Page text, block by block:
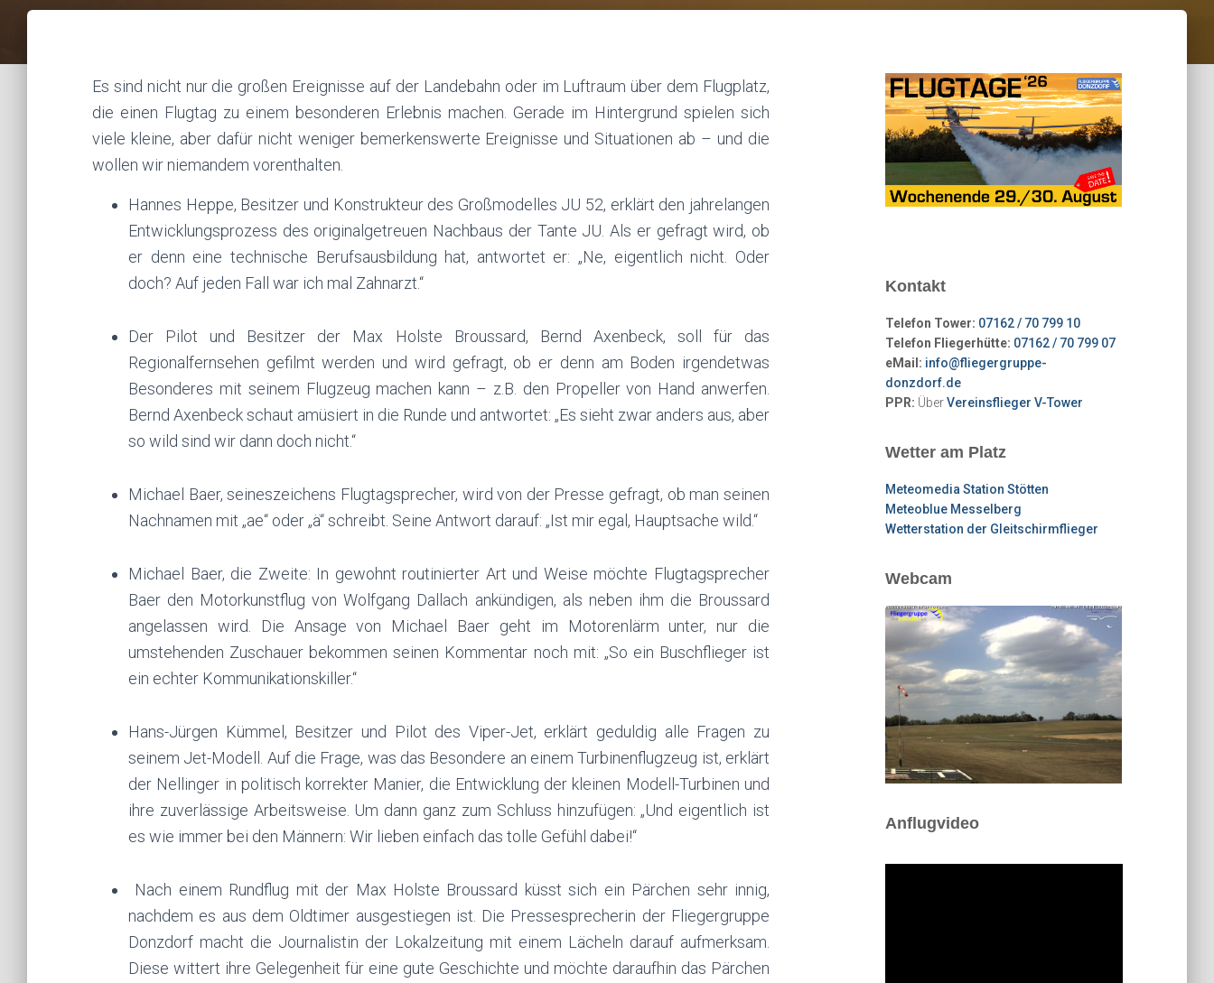
Es sind nicht nur die großen Ereignisse auf der Landebahn oder im Luftraum über dem Flugplatz,
die einen Flugtag zu einem besonderen Erlebnis machen. Gerade im Hintergrund spielen sich
viele kleine, aber dafür nicht weniger bemerkenswerte Ereignisse und Situationen ab – und die
wollen wir niemandem vorenthalten.
Hannes Heppe, Besitzer und Konstrukteur des Großmodelles JU 52, erklärt den jahrelangen
Entwicklungsprozess des originalgetreuen Nachbaus der Tante JU. Als er gefragt wird, ob
er denn eine technische Berufsausbildung hat, antwortet er: „Ne, eigentlich nicht. Oder
doch? Auf jeden Fall war ich mal Zahnarzt.“
Der Pilot und Besitzer der Max Holste Broussard, Bernd Axenbeck, soll für das
Regionalfernsehen gefilmt werden und wird gefragt, ob er denn am Boden irgendetwas
Besonderes mit seinem Flugzeug machen kann – z.B. den Propeller von Hand anwerfen.
Bernd Axenbeck schaut amüsiert in die Runde und antwortet: „Es sieht zwar anders aus, aber
so wild sind wir dann doch nicht.“
Michael Baer, seineszeichens Flugtagsprecher, wird von der Presse gefragt, ob man seinen
Nachnamen mit „ae“ oder „ä“ schreibt. Seine Antwort darauf: „Ist mir egal, Hauptsache wild.“
Michael Baer, die Zweite: In gewohnt routinierter Art und Weise möchte Flugtagsprecher
Baer den Motorkunstflug von Wolfgang Dallach ankündigen, als neben ihm die Broussard
angelassen wird. Die Ansage von Michael Baer geht im Motorenlärm unter, nur die
umstehenden Zuschauer bekommen seinen Kommentar noch mit: „So ein Buschflieger ist
ein echter Kommunikationskiller.“
Hans-Jürgen Kümmel, Besitzer und Pilot des Viper-Jet, erklärt geduldig alle Fragen zu
seinem Jet-Modell. Auf die Frage, was das Besondere an einem Turbinenflugzeug ist, erklärt
der Nellinger in politisch korrekter Manier, die Entwicklung der kleinen Modell-Turbinen und
ihre zuverlässige Arbeitsweise. Um dann ganz zum Schluss hinzufügen: „Und eigentlich ist
es wie immer bei den Männern: Wir lieben einfach das tolle Gefühl dabei!“
Nach einem Rundflug mit der Max Holste Broussard küsst sich ein Pärchen sehr innig,
nachdem es aus dem Oldtimer ausgestiegen ist. Die Pressesprecherin der Fliegergruppe
Donzdorf macht die Journalistin der Lokalzeitung mit einem Lächeln darauf aufmerksam.
Diese wittert ihre Gelegenheit für eine gute Geschichte und möchte daraufhin das Pärchen
Kontakt
Telefon Tower: 07162 / 70 799 10
Telefon Fliegerhütte: 07162 / 70 799 07
eMail: info@fliegergruppe-
donzdorf.de
PPR: ÜberVereinsflieger V-Tower
Wetter am Platz
Meteomedia Station Stötten
Meteoblue Messelberg
Wetterstation der Gleitschirmflieger
Webcam
Anflugvideo